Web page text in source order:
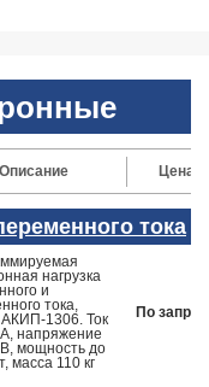
Описание Цена
тока
нагрузка
и
тока,
АКИП-1306. Ток
напряжение
мощность до
масса 110 кг
По